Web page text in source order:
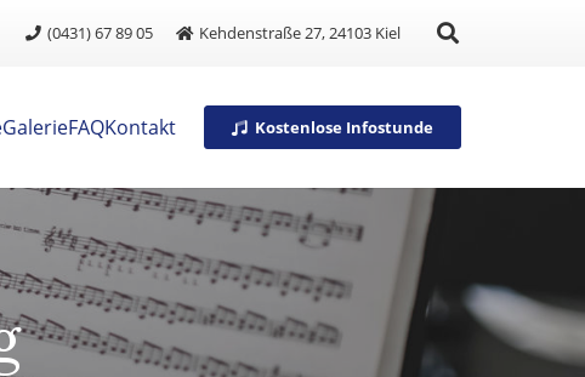
(0431) 67 89 05 Kehdenstraße 27, 24103 Kiel
GalerieFAQKontakt Kostenlose Infostunde